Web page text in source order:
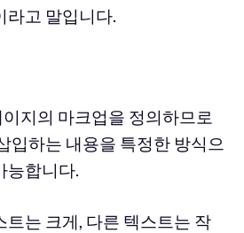
라고 말입니다.
지의 마크업을 정의하므로
입하는 내용을 특정한 방식으
능합니다.
트는 크게, 다른 텍스트는 작